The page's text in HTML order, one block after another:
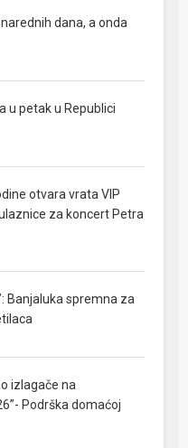
dana, a onda
u petak u Republici
otvara vrata VIP
za koncert Petra
Banjaluka spremna za
izlagače na
Podrška domaćoj